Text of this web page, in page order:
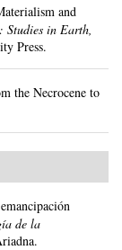
and
in Earth,
Press.
the Necrocene to
de la